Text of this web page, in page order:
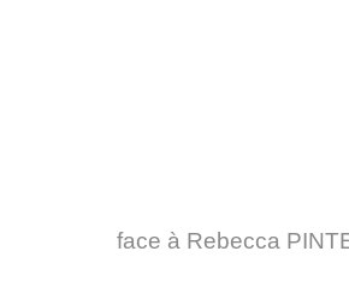
face à Rebecca